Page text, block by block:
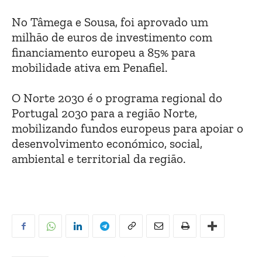
No Tâmega e Sousa, foi aprovado um
milhão de euros de investimento com
financiamento europeu a 85% para
mobilidade ativa em Penafiel.
O Norte 2030 é o programa regional do
Portugal 2030 para a região Norte,
mobilizando fundos europeus para apoiar o
desenvolvimento económico, social,
ambiental e territorial da região.